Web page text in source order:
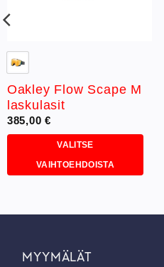
Oakley Flow Scape M
laskulasit
385,00€
VALITSE
VAIHTOEHDOISTA
on
VoitMYYMÄLÄT